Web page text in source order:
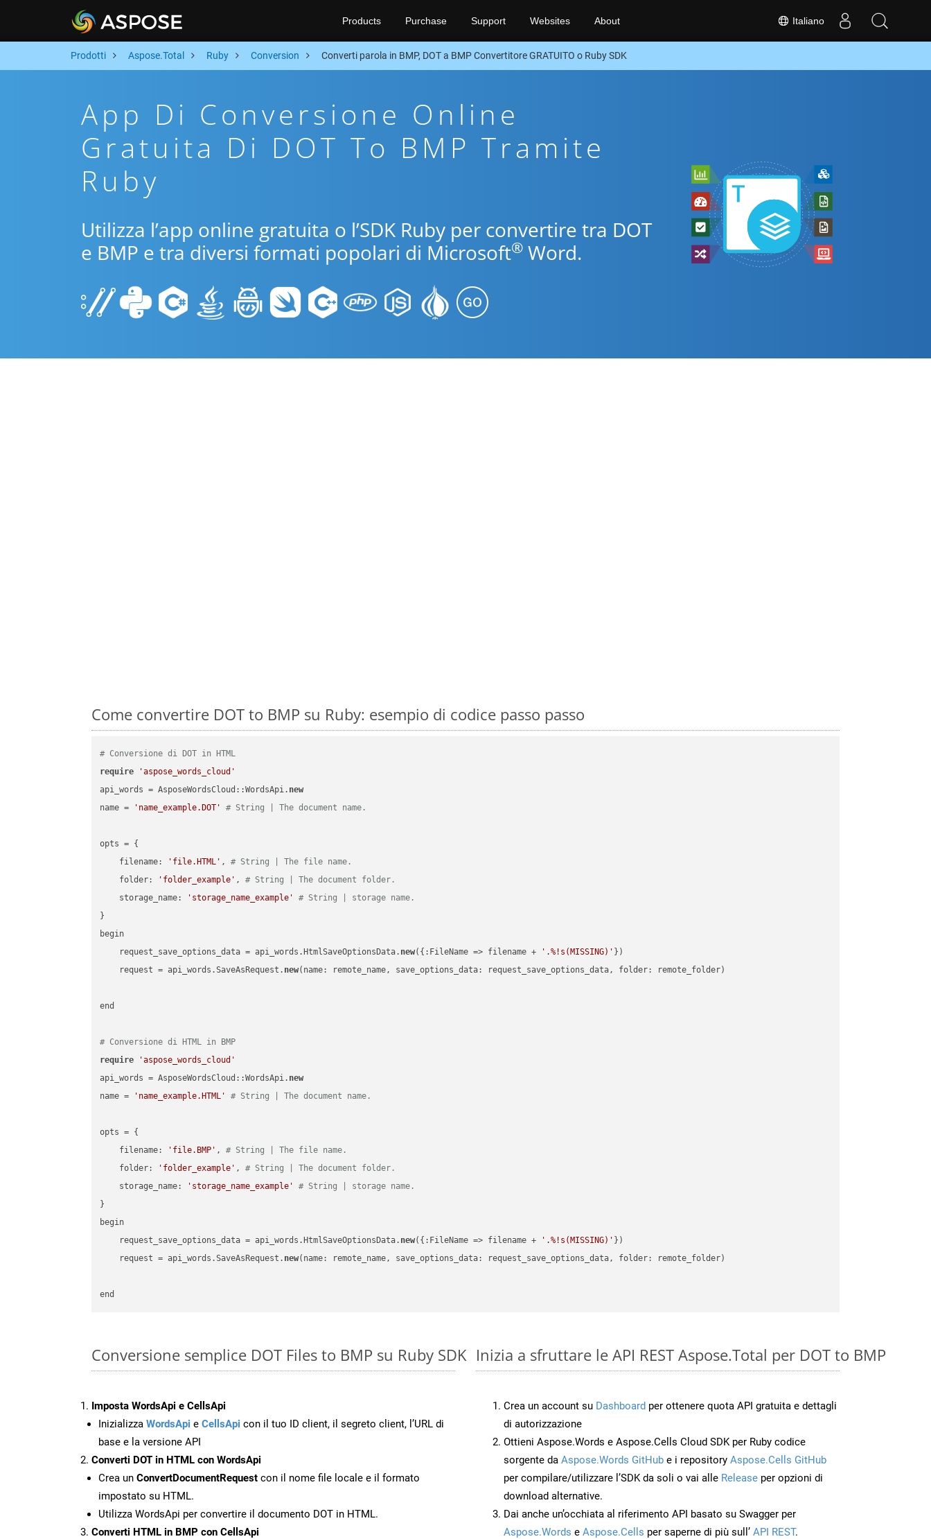
Italiano
Products Purchase Support Websites About
Prodotti Aspose.Total Ruby Conversion Converti parola in BMP, DOT a BMP Convertitore GRATUITO o Ruby SDK
App Di Conversione Online
Gratuita Di DOT To BMP Tramite
Ruby
Utilizza l’app online gratuita o l’SDK Ruby per convertire tra DOT
e BMP e tra diversi formati popolari di Microsoft® Word.
Come convertire DOT to BMP su Ruby: esempio di codice passo passo
# Conversione di DOT in HTML
require
'aspose_words_cloud'
api_words = AsposeWordsCloud::WordsApi. new
name =
'name_example.DOT' # String | The document name.
opts = {
    filename:
'file.HTML' , # String | The file name.
    folder:
'folder_example' , # String | The document folder.
    storage_name:
'storage_name_example'
# String | storage name.
}
begin
    request_save_options_data = api_words.HtmlSaveOptionsData.
new({:FileName => filename + '.%!s(MISSING)' })
    request = api_words.SaveAsRequest.
new(name: remote_name, save_options_data: request_save_options_data, folder: remote_folder)
end
# Conversione di HTML in BMP
require
'aspose_words_cloud'
api_words = AsposeWordsCloud::WordsApi. new
name =
'name_example.HTML' # String | The document name.
opts = {
    filename:
'file.BMP' , # String | The file name.
    folder:
'folder_example' , # String | The document folder.
    storage_name:
'storage_name_example'
# String | storage name.
}
begin
    request_save_options_data = api_words.HtmlSaveOptionsData.
new({:FileName => filename + '.%!s(MISSING)' })
    request = api_words.SaveAsRequest.
new(name: remote_name, save_options_data: request_save_options_data, folder: remote_folder)
Conversione semplice DOT Files to BMP su Ruby SDK
Imposta WordsApi e CellsApi
Inizializza WordsApi e CellsApi con il tuo ID client, il segreto client, l’URL di
base e la versione API
Converti DOT in HTML con WordsApi
Crea un ConvertDocumentRequest con il nome file locale e il formato
impostato su HTML.
Utilizza WordsApi per convertire il documento DOT in HTML.
Converti HTML in BMP con CellsApi
Inizia a sfruttare le API REST Aspose.Total per DOT to BMP
Crea un account su Dashboard per ottenere quota API gratuita e dettagli
di autorizzazione
Ottieni Aspose.Words e Aspose.Cells Cloud SDK per Ruby codice
sorgente da Aspose.Words GitHub e i repository Aspose.Cells GitHub
per compilare/utilizzare l’SDK da soli o vai alle Release per opzioni di
download alternative.
Dai anche un’occhiata al riferimento API basato su Swagger per
Aspose.Words e Aspose.Cells per saperne di più sull’ API REST.